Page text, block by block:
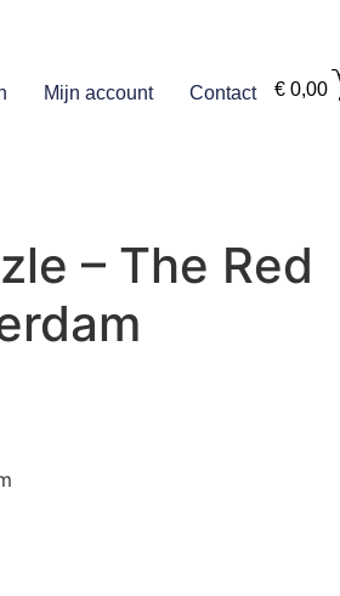
Mijn account Contact €0,00
– The Red